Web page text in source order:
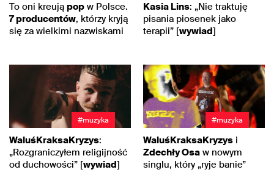
To oni kreują pop w Polsce.
7 producentów, którzy kryją
się za wielkimi nazwiskami
Kasia Lins: „Nie traktuję
pisania piosenek jako
terapii” [wywiad]
#muzyka
WaluśKraksaKryzys:
„Rozgraniczyłem religijność
od duchowości” [wywiad]
#muzyka
WaluśKraksaKryzys i
Zdechły Osa w nowym
singlu, który „ryje banie”